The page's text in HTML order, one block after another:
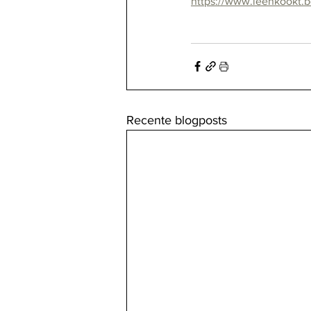
Recente blogposts